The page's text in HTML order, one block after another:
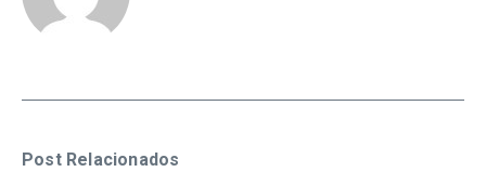
Post Relacionados